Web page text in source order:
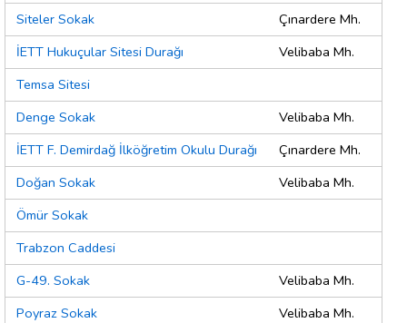
Siteler Sokak
Çınardere Mh.
İETT Hukuçular Sitesi Durağı
Velibaba Mh.
Temsa Sitesi
Denge Sokak
Velibaba Mh.
İETT F. Demirdağ İlköğretim Okulu Durağı
Çınardere Mh.
Doğan Sokak
Velibaba Mh.
Ömür Sokak
Trabzon Caddesi
G-49. Sokak
Velibaba Mh.
Poyraz Sokak
Velibaba Mh.